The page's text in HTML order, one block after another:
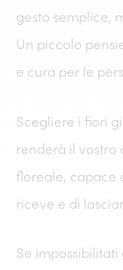
gesto semplice,
Un piccolo
e cura per le
Scegliere i fiori
renderà il vostro
floreale, capace
riceve e di
Se